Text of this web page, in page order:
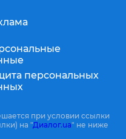
персональных
при условии ссылки
на "Диалог.ua" не ниже